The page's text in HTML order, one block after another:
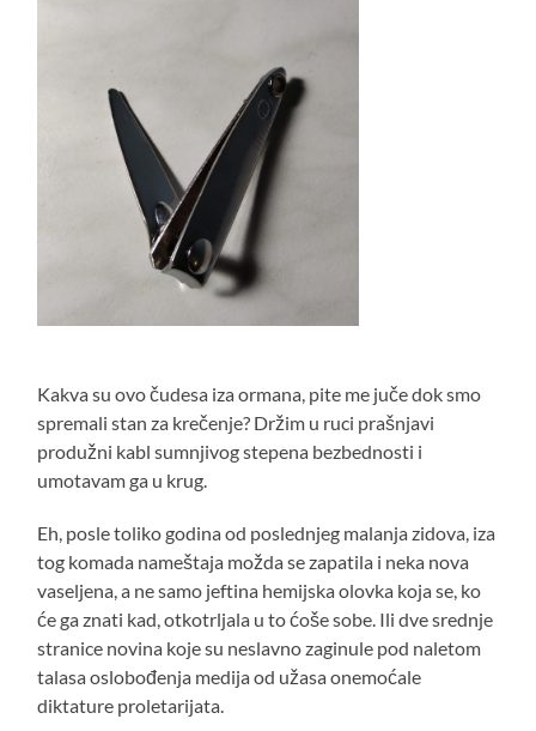
Kakva su ovo čudesa iza ormana, pite me juče dok smo
spremali stan za krečenje? Držim u ruci prašnjavi
produžni kabl sumnjivog stepena bezbednosti i
umotavam ga u krug.
Eh, posle toliko godina od poslednjeg malanja zidova, iza
tog komada nameštaja možda se zapatila i neka nova
vaseljena, a ne samo jeftina hemijska olovka koja se, ko
će ga znati kad, otkotrljala u to ćoše sobe. Ili dve srednje
stranice novina koje su neslavno zaginule pod naletom
talasa oslobođenja medija od užasa onemoćale
diktature proletarijata.